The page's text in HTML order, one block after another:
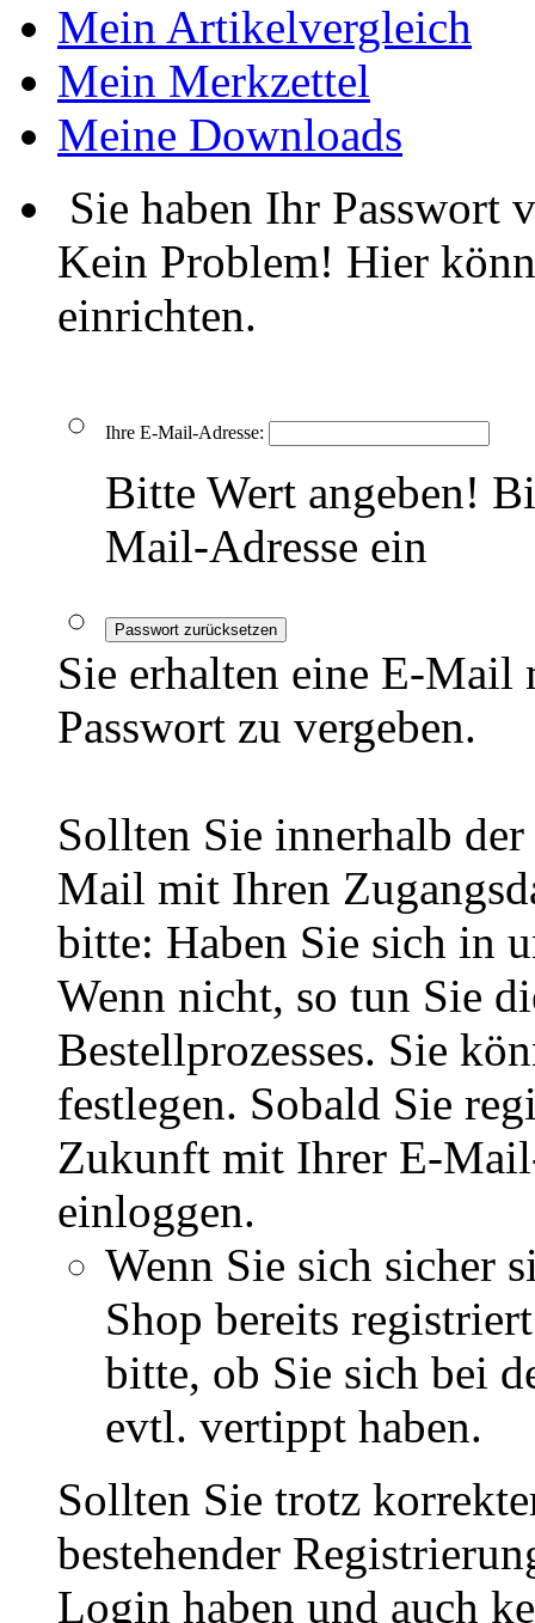
Mein Artikelvergleich
Mein Merkzettel
Meine Downloads
Sie haben Ihr Passwort
Kein Problem! Hier
einrichten.
Ihre E-Mail-Adresse:
Bitte Wert angeben!
Mail-Adresse ein
Passwort zurücksetzen
Sie erhalten eine E-
Passwort zu vergeben.
Sollten Sie innerhalb
Mail mit Ihren
bitte: Haben Sie sich in
Wenn nicht, so tun Sie
Bestellprozesses. Sie
festlegen. Sobald Sie
Zukunft mit Ihrer E-
einloggen.
Wenn Sie sich sicher
Shop bereits
bitte, ob Sie sich bei
evtl. vertippt haben.
Sollten Sie trotz
bestehender
Login haben und auch